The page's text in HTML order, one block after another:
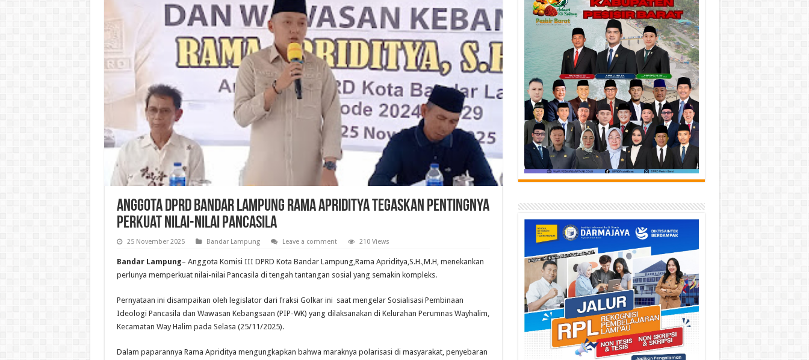
Anggota DPRD Bandar Lampung Rama Apriditya Tegaskan Pentingnya
Perkuat Nilai-Nilai Pancasila
25 November 2025 Bandar Lampung Leave a comment 210 Views
Bandar Lampung– Anggota Komisi III DPRD Kota Bandar Lampung,Rama Apriditya,S.H.,M.H, menekankan
perlunya memperkuat nilai-nilai Pancasila di tengah tantangan sosial yang semakin kompleks.
Pernyataan ini disampaikan oleh legislator dari fraksi Golkar ini saat mengelar Sosialisasi Pembinaan
Ideologi Pancasila dan Wawasan Kebangsaan (PIP-WK) yang dilaksanakan di Kelurahan Perumnas Wayhalim,
Kecamatan Way Halim pada Selasa (25/11/2025).
Dalam paparannya Rama Apriditya mengungkapkan bahwa maraknya polarisasi di masyarakat, penyebaran